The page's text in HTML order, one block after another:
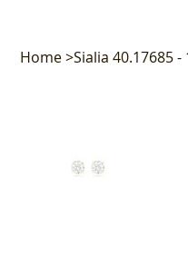
Home>Sialia 40.17685